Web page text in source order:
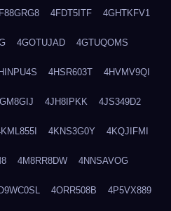
4FDT5ITF 4GHTKFV1
4GOTUJAD 4GTUQOMS
4HSR603T 4HVMV9QI
4JH8IPKK 4JS349D2
4KNS3G0Y 4KQJIFMI
4M8RR8DW 4NNSAVOG
4ORR508B 4P5VX889